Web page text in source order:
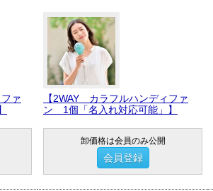
ァ
【2WAY カラフルハンディファ
ン 1個「名入れ対応可能」】
卸価格は会員のみ公開
会員登録